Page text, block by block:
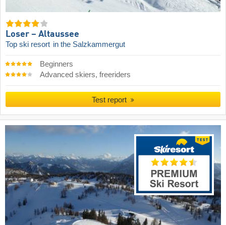
Loser – Altaussee
Top ski resort in the Salzkammergut
Beginners
Advanced skiers, freeriders
Test report